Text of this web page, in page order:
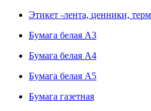
Этикет -лента, ценники,
Бумага белая А3
Бумага белая А4
Бумага белая А5
Бумага газетная